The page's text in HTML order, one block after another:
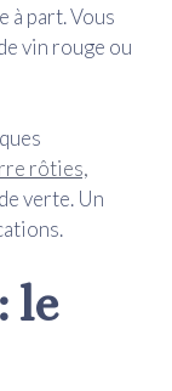
à part. Vous
vin rouge ou
rôties,
verte. Un
le